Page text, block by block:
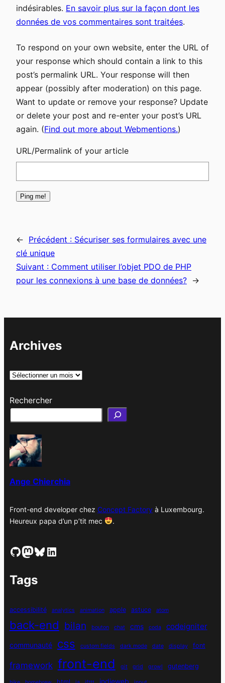
indésirables. En savoir plus sur la façon dont les
données de vos commentaires sont traitées.
To respond on your own website, enter the URL of
your response which should contain a link to this
post’s permalink URL. Your response will then
appear (possibly after moderation) on this page.
Want to update or remove your response? Update
or delete your post and re-enter your post’s URL
again. (Find out more about Webmentions.)
URL/Permalink of your article
← Précédent : Sécuriser ses formulaires avec une
clé unique
Suivant : Comment utiliser l’objet PDO de PHP
pour les connexions à une base de données? →
Archives
A
c
e
s
Rechercher
Ange Chierchia
Front-end developer chez Concept Factoryà Luxembourg.
Heureux papa d’un p’tit mec
.
GitHub Mastodon Bluesky LinkedIn
Tags
accessibilité analytics animation apple astuce atom
back-end bilan bouton chat cms coda codeigniter
communauté css custom fields dark mode date display font
framework front-end git grid growl gutenberg
indieweb